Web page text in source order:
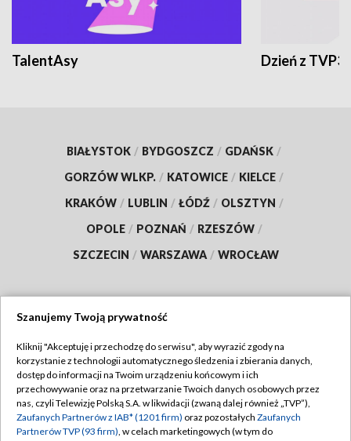
TalentAsy Dzień z TVP3
BIAŁYSTOK / BYDGOSZCZ / GDAŃSK /
GORZÓW WLKP. / KATOWICE / KIELCE /
KRAKÓW / LUBLIN / ŁÓDŹ / OLSZTYN /
OPOLE / POZNAŃ / RZESZÓW /
SZCZECIN / WARSZAWA / WROCŁAW
TVP
Abonament TVP
Emisja w TVP
Regulamin TVP
Polityka prywatności
Szanujemy Twoją prywatność
Kliknij "Akceptuję i przechodzę do serwisu", aby wyrazić zgody na
korzystanie z technologii automatycznego śledzenia i zbierania danych,
dostęp do informacji na Twoim urządzeniu końcowym i ich
przechowywanie oraz na przetwarzanie Twoich danych osobowych przez
nas, czyli Telewizję Polską S.A. w likwidacji (zwaną dalej również „TVP”),
Zaufanych Partnerów z IAB* (1201 firm) oraz pozostałych Zaufanych
Partnerów TVP (93 firm), w celach marketingowych (w tym do